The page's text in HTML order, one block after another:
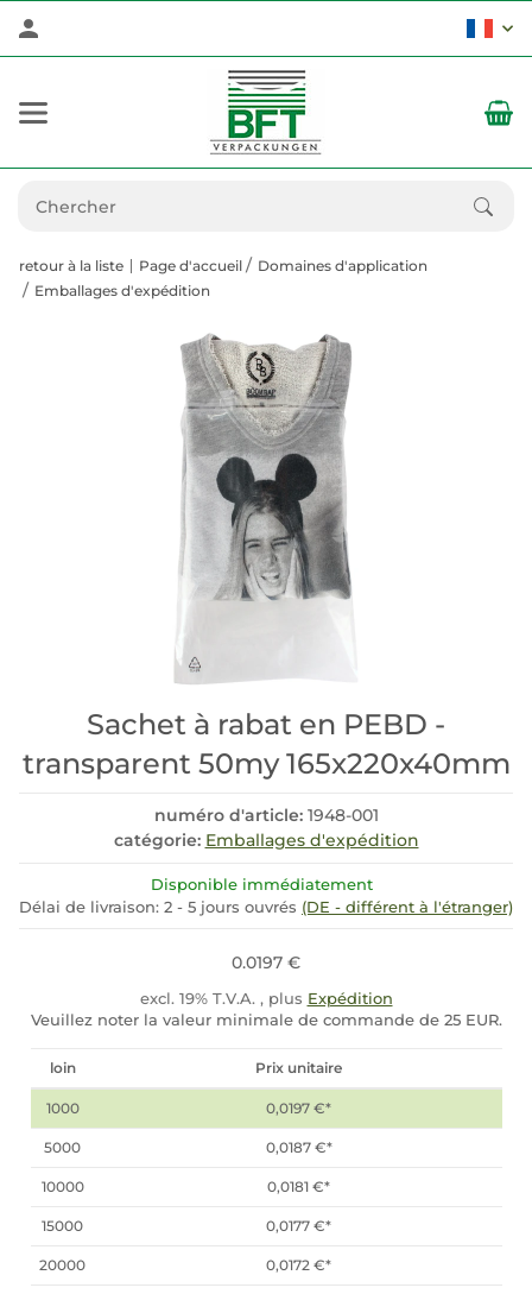
retour à la liste Page d'accueil
Domaines d'application
Emballages d'expédition
Sachet à rabat en PEBD -
transparent 50my 165x220x40mm
numéro d'article: 1948-001
catégorie: Emballages d'expédition
Disponible immédiatement
Délai de livraison: 2 - 5 jours ouvrés (DE - différent à l'étranger)
0.0197 €
excl. 19% T.V.A. , plus Expédition
Veuillez noter la valeur minimale de commande de 25 EUR.
loin Prix unitaire
1000 0,0197 €*
5000 0,0187 €*
10000 0,0181 €*
15000 0,0177 €*
20000 0,0172 €*